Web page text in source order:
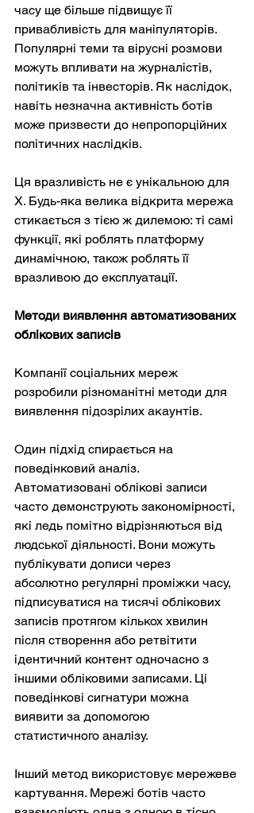
часу ще більше підвищує її
привабливість для маніпуляторів.
Популярні теми та вірусні розмови
можуть впливати на журналістів,
політиків та інвесторів. Як наслідок,
навіть незначна активність ботів
може призвести до непропорційних
політичних наслідків.
Ця вразливість не є унікальною для
X. Будь-яка велика відкрита мережа
стикається з тією ж дилемою: ті самі
функції, які роблять платформу
динамічною, також роблять її
вразливою до експлуатації.
Методи виявлення автоматизованих
облікових записів
Компанії соціальних мереж
розробили різноманітні методи для
виявлення підозрілих акаунтів.
Один підхід спирається на
поведінковий аналіз.
Автоматизовані облікові записи
часто демонструють закономірності,
які ледь помітно відрізняються від
людської діяльності. Вони можуть
публікувати дописи через
абсолютно регулярні проміжки часу,
підписуватися на тисячі облікових
записів протягом кількох хвилин
після створення або ретвітити
ідентичний контент одночасно з
іншими обліковими записами. Ці
поведінкові сигнатури можна
виявити за допомогою
статистичного аналізу.
Інший метод використовує мережеве
картування. Мережі ботів часто